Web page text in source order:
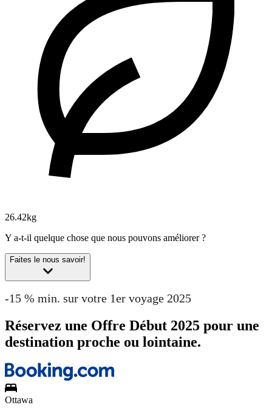
26.42kg
Y a-t-il quelque chose que nous pouvons améliorer ?
Faites le nous savoir!
-15 % min. sur votre 1er voyage 2025
Réservez une Offre Début 2025 pour une
destination proche ou lointaine.
Ottawa